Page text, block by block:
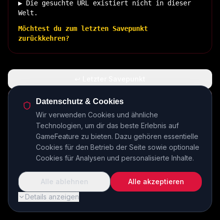
▶ Die gesuchte URL existiert nicht in dieser
Welt.
Möchtest du zum letzten Savepunkt
zurückkehren?
🏠 Zurück zur Basis
INSERT COIN TO CONTINUE...
Datenschutz & Cookies
Wir verwenden Cookies und ähnliche
Technologien, um dir das beste Erlebnis auf
GameFeature zu bieten. Dazu gehören essentielle
Cookies für den Betrieb der Seite sowie optionale
Cookies für Analysen und personalisierte Inhalte.
Details anzeigen
Alle ablehnen Alle akzeptieren